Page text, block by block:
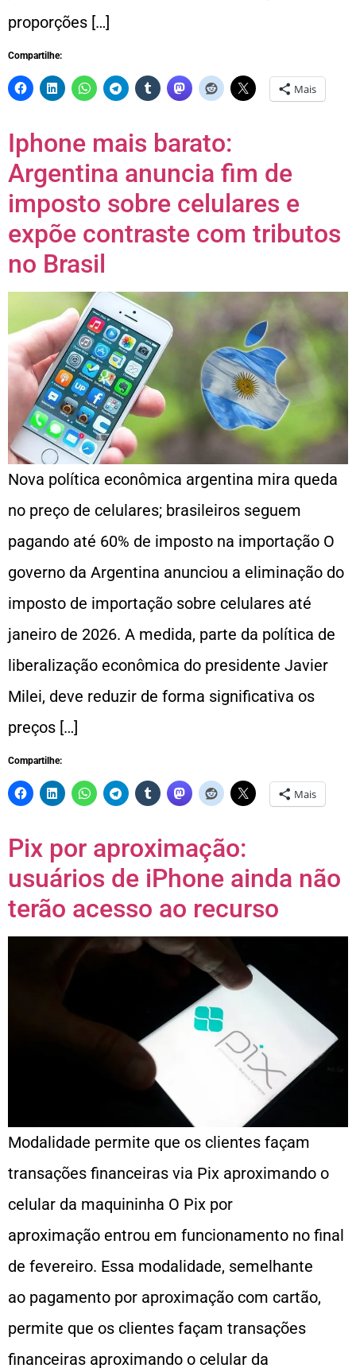
proporções […]
Compartilhe:
Mais
Iphone mais barato:
Argentina anuncia fim de
imposto sobre celulares e
expõe contraste com tributos
no Brasil
Nova política econômica argentina mira queda
no preço de celulares; brasileiros seguem
pagando até 60% de imposto na importação O
governo da Argentina anunciou a eliminação do
imposto de importação sobre celulares até
janeiro de 2026. A medida, parte da política de
liberalização econômica do presidente Javier
Milei, deve reduzir de forma significativa os
preços […]
Compartilhe:
Mais
Pix por aproximação:
usuários de iPhone ainda não
terão acesso ao recurso
Modalidade permite que os clientes façam
transações financeiras via Pix aproximando o
celular da maquininha O Pix por
aproximação entrou em funcionamento no final
de fevereiro. Essa modalidade, semelhante
ao pagamento por aproximação com cartão,
permite que os clientes façam transações
financeiras aproximando o celular da